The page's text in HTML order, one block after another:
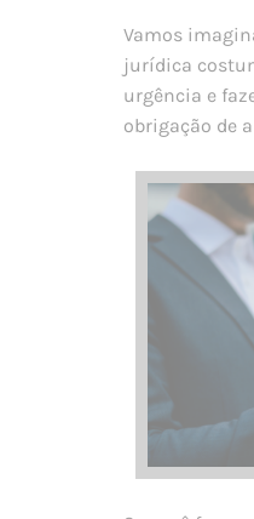
Vamos
jurídica
urgência e
obrigação de